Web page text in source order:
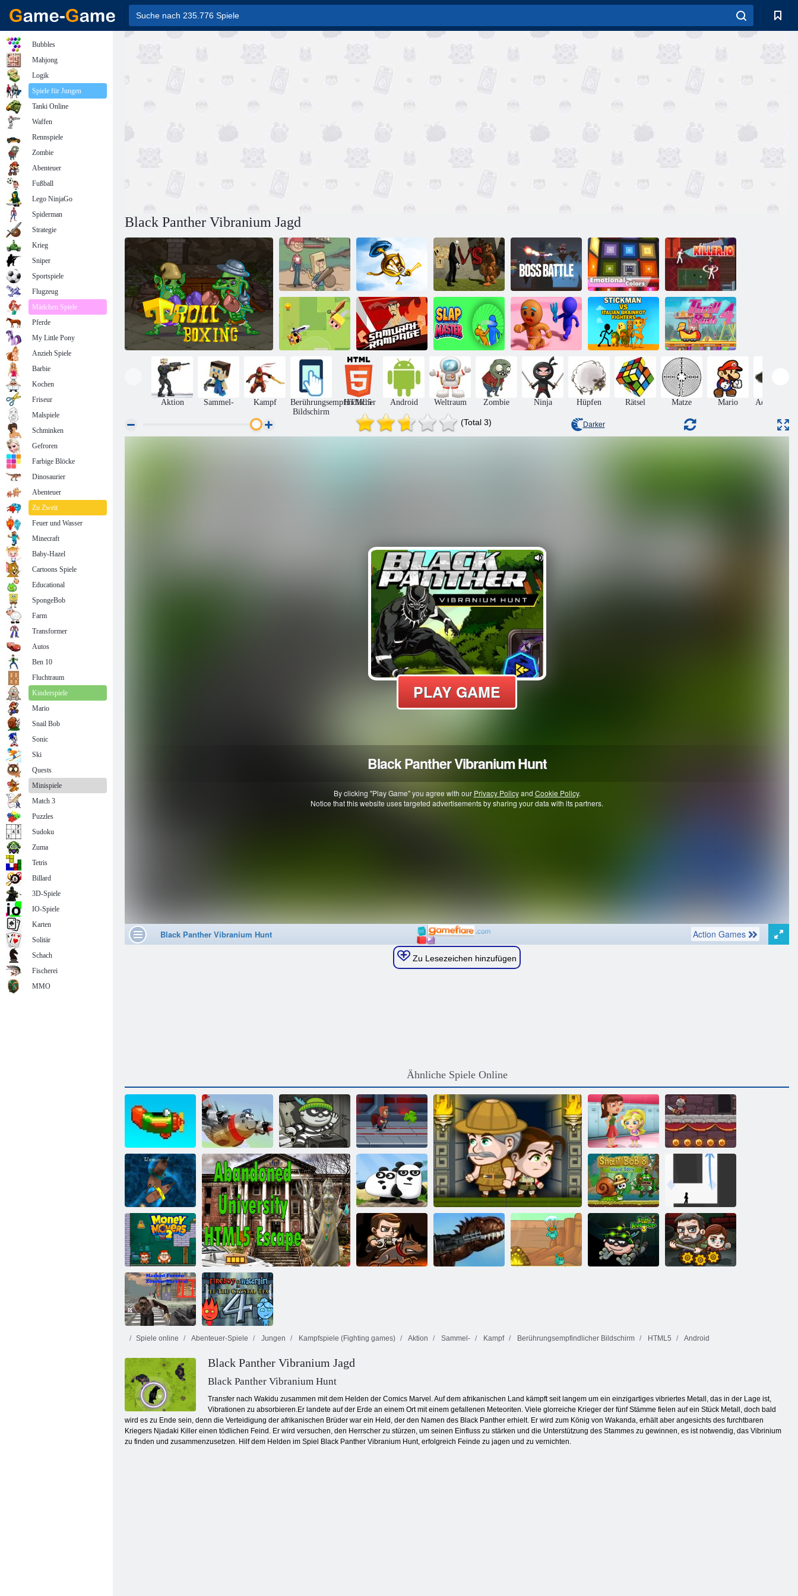
Black Panther Vibranium Jagd
Hinterhof-
Helden
Key & Shield
Slenderman vs
Freddy Der
Fazbear
Kogama:
Bosskampf
Kogama:
Emotionale
Farben
Killer. io
Merge Kill
Samurai-
Amoklauf
Schlagmeister
Rette den
Lebkuchenmann
Stickman gegen
italienische
Brainrot-
Kämpfer
Nervenkitzel
Rush 4
Aktion Sammel- Kampf
Berührungsempfindlicher
Bildschirm
HTML5 Android Weltraum Zombie Ninja Hüpfen Rätsel Matze Mario Adventures
(Total 3) Darker
Zu Lesezeichen hinzufügen
Ähnliche Spiele Online
Wiederholen Heroisch Pilot
Bob der Räuber
H5
Jetpack Meister
Slacking
Spielschule
Tapferer Ritter
Piratebattle. Io
Verlassene Universität HTML5 Escape
3 Pandas
Schnecke Bob 8:
Inselgeschichte
Vex 3
Geldmessgeräte
2
Kräfte: Zombie-
Überleben
Wasser 4:
Kristalltempel
Spiele online Abenteuer-Spiele Jungen Kampfspiele (Fighting games) Aktion Sammel- Kampf Berührungsempfindlicher Bildschirm HTML5 Android
Black Panther Vibranium Jagd
Black Panther Vibranium Hunt
Transfer nach Wakidu zusammen mit dem Helden der Comics Marvel. Auf dem afrikanischen Land kämpft seit langem um ein einzigartiges vibriertes Metall, das in der Lage ist,
Vibrationen zu absorbieren.Er landete auf der Erde an einem Ort mit einem gefallenen Meteoriten. Viele glorreiche Krieger der fünf Stämme fielen auf ein Stück Metall, doch bald
wird es zu Ende sein, denn die Verteidigung der afrikanischen Brüder war ein Held, der den Namen des Black Panther erhielt. Er wird zum König von Wakanda, erhält aber angesichts des furchtbaren
Kriegers Njadaki Killer einen tödlichen Feind. Er wird versuchen, den Herrscher zu stürzen, um seinen Einfluss zu stärken und die Unterstützung des Stammes zu gewinnen, es ist notwendig, das Vibrinium
zu finden und zusammenzusetzen. Hilf dem Helden im Spiel Black Panther Vibranium Hunt, erfolgreich Feinde zu jagen und zu vernichten.
Bubbles
Mahjong
Logik
Spiele für Jungen
Tanki Online
Waffen
Rennspiele
Zombie
Abenteuer
Fußball
Lego NinjaGo
Spiderman
Strategie
Krieg
Sniper
Sportspiele
Flugzeug
Mädchen Spiele
Pferde
My Little Pony
Anzieh Spiele
Barbie
Kochen
Friseur
Malspiele
Schminken
Gefroren
Farbige Blöcke
Dinosaurier
Abenteuer
Zu Zweit
Feuer und Wasser
Minecraft
Baby-Hazel
Cartoons Spiele
Educational
SpongeBob
Farm
Transformer
Autos
Ben 10
Fluchtraum
Kinderspiele
Mario
Snail Bob
Sonic
Ski
Quests
Minispiele
Match 3
Puzzles
Sudoku
Zuma
Tetris
Billard
3D-Spiele
IO-Spiele
Karten
Solitär
Schach
Fischerei
MMO